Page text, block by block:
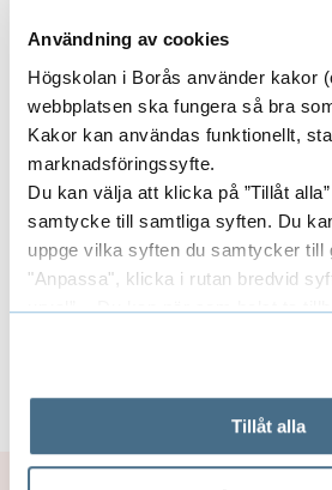
Användning av cookies
Högskolan i Borås använder kakor
webbplatsen ska fungera så bra
Kakor kan användas funktionellt,
marknadsföringssyfte.
Du kan välja att klicka på ”Tillåt
samtycke till samtliga syften. Du
uppge vilka syften du samtycker till
"Anpassa", klicka i rutan bredvid
urval”. Du kan när som helst ta
På fliken "Information" kan du läsa
används och hur vi och våra
behandlar personuppgifter.
Tillåt alla